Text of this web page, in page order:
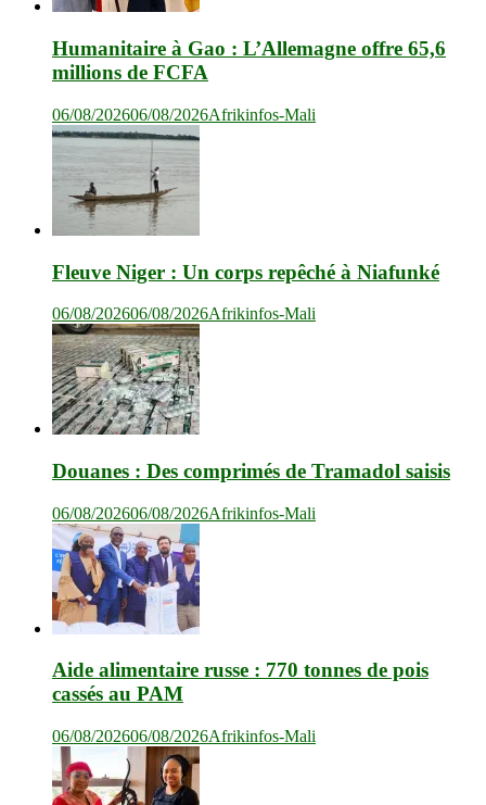
Humanitaire à Gao : L’Allemagne offre 65,6
millions de FCFA
06/08/202606/08/2026Afrikinfos-Mali
Fleuve Niger : Un corps repêché à Niafunké
06/08/202606/08/2026Afrikinfos-Mali
Douanes : Des comprimés de Tramadol saisis
06/08/202606/08/2026Afrikinfos-Mali
Aide alimentaire russe : 770 tonnes de pois
cassés au PAM
06/08/202606/08/2026Afrikinfos-Mali